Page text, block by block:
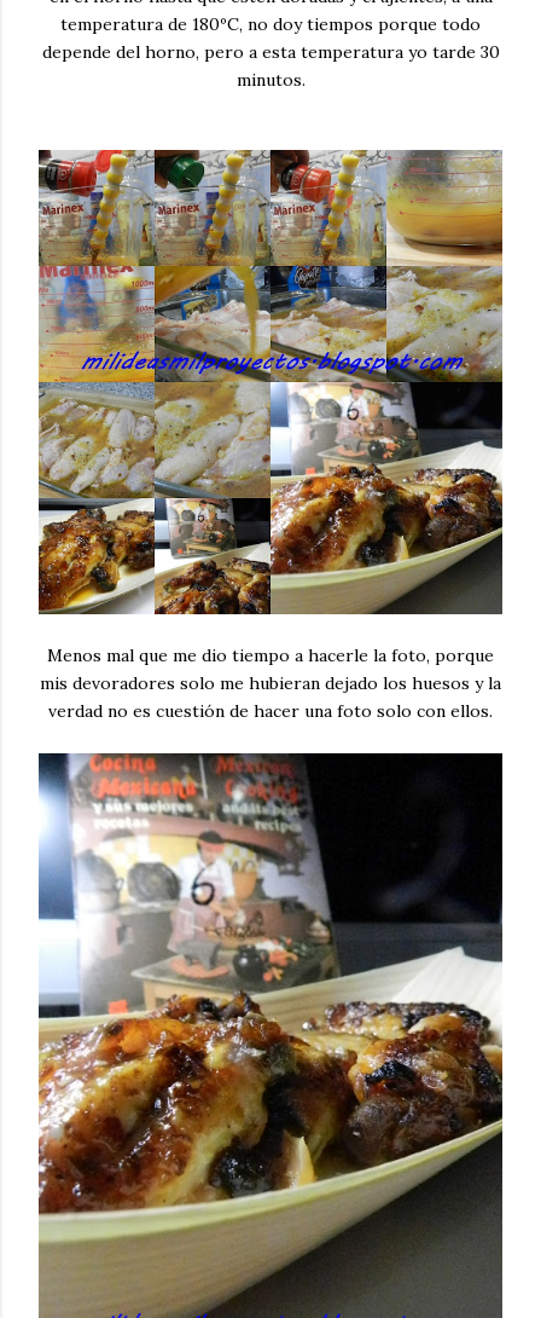
temperatura de 180ºC, no doy tiempos porque todo
depende del horno, pero a esta temperatura yo tarde 30
minutos.
Menos mal que me dio tiempo a hacerle la foto, porque
mis devoradores solo me hubieran dejado los huesos y la
verdad no es cuestión de hacer una foto solo con ellos.